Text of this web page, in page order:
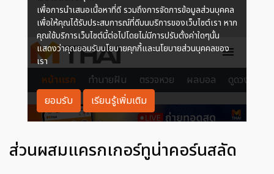
ส่วนผสมแครกเกอร์ทูน่าคอร์นสลัด